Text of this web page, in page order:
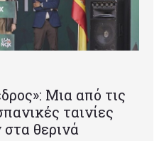
Mια από τις
ταινίες
θερινά